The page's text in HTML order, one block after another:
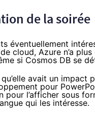
de la soirée
éventuellement
cloud, Azure n’a
si Cosmos DB se
avait un impact
pour
l’afficher sous
qui les intéresse.